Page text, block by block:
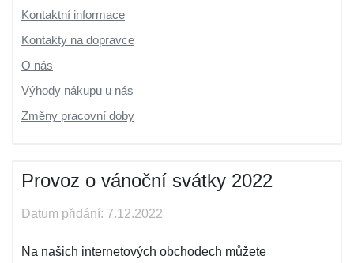
Kontaktní informace
Kontakty na dopravce
O nás
Výhody nákupu u nás
Změny pracovní doby
Provoz o vánoční svátky 2022
Datum přidání: 7.12.2022
Na našich internetových obchodech můžete